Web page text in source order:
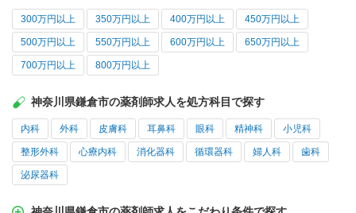
300万円以上 350万円以上 400万円以上 450万円以上
500万円以上 550万円以上 600万円以上 650万円以上
700万円以上 800万円以上
神奈川県鎌倉市の薬剤師求人を処方科目で探す
内科 外科 皮膚科 耳鼻科 眼科 精神科 小児科
整形外科 心療内科 消化器科 循環器科 婦人科 歯科
泌尿器科